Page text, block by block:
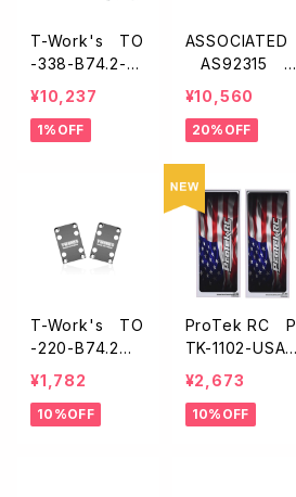
T-Work's TO
-338-B74.2-e
カーボン製サ
イドガード【RC1
0B74.2/74.1/7
¥10,237
1%OFF
ASSOCIATED
AS92315 シ
ャーシ【B74.2】
¥10,560
20%OFF
T-Work's TO
-220-B74.2
ステンレス製リ
ヤシャーシスキ
ッドプロテクタ
¥1,782
10%OFF
ProTek RC P
TK-1102-USA
ProTek RC
シャーシプロテ
クター【USA/フ
¥2,673
10%OFF